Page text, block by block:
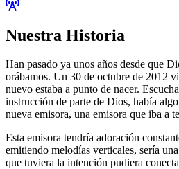
Nuestra Historia
Han pasado ya unos años desde que
orábamos. Un 30 de octubre de 2012
nuevo estaba a punto de nacer.
instrucción de parte de Dios, había
nueva emisora, una emisora que iba a
Esta emisora tendría adoración
emitiendo melodías verticales, sería
que tuviera la intención pudiera